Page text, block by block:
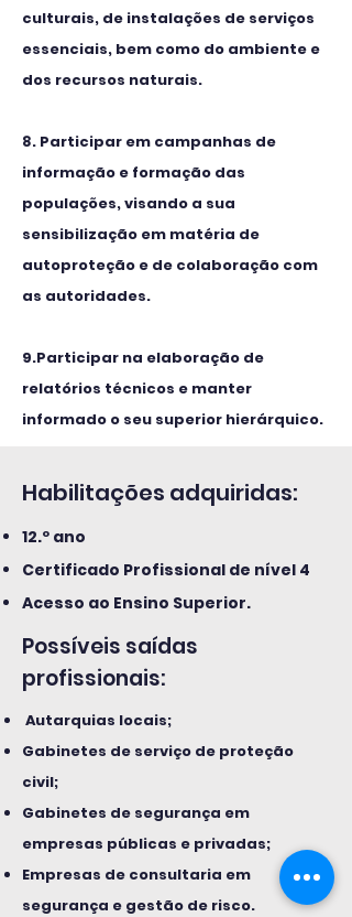
culturais, de instalações de serviços
essenciais, bem como do ambiente e
dos recursos naturais.
8. Participar em campanhas de
informação e formação das
populações, visando a sua
sensibilização em matéria de
autoproteção e de colaboração com
as autoridades.
9.Participar na elaboração de
relatórios técnicos e manter
informado o seu superior hierárquico.
Habilitações adquiridas:
12.º ano
Certificado Profissional de nível 4
Acesso ao Ensino Superior.
Possíveis saídas
profissionais:
Autarquias locais;
Gabinetes de serviço de proteção
civil;
Gabinetes de segurança em
empresas públicas e privadas;
Empresas de consultaria em
segurança e gestão de risco.